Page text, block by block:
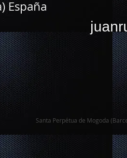
España
Santa Perpétua de Mogoda